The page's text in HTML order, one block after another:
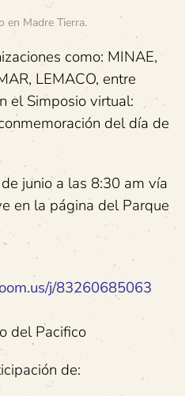
en Madre Tierra.
como: MINAE,
LEMACO, entre
el Simposio virtual:
del día de
junio a las 8:30 am vía
en la página del Parque
j/83260685063
del Pacifico
de: